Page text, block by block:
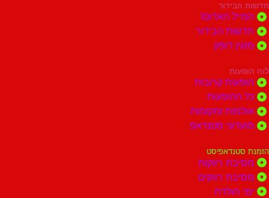
האדום!
הבידור
דופק
קרובות
ומקומות
סטנדאפ
רווקות
רווקים